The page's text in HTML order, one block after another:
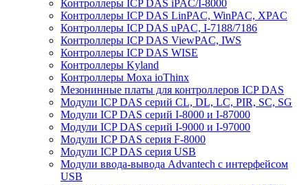
Контроллеры ICP DAS iPAC/I-8000
Контроллеры ICP DAS LinPAC, WinPAC, XPAC
Контроллеры ICP DAS uPAC, I-7188/7186
Контроллеры ICP DAS ViewPAC, IWS
Контроллеры ICP DAS WISE
Контроллеры Kyland
Контроллеры Moxa ioThinx
Мезонинные платы для контроллеров ICP DAS
Модули ICP DAS серий CL, DL, LC, PIR, SC, SG
Модули ICP DAS серий I-8000 и I-87000
Модули ICP DAS серий I-9000 и I-97000
Модули ICP DAS серия F-8000
Модули ICP DAS серия USB
Модули ввода-вывода Advantech с интерфейсом
USB